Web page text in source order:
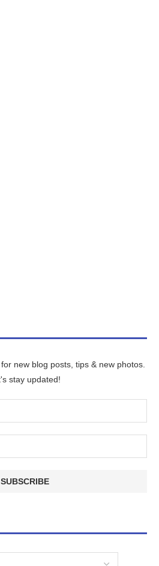
new blog posts, tips & new photos.
stay updated!